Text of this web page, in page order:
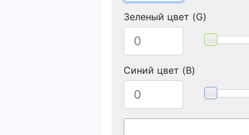
Зеленый цвет (G)
Синий цвет (B)